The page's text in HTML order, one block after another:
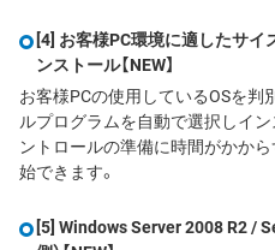
[4] お客様PC環境に適したサイ
ンストール【NEW】
お客様PCの使用しているOSを判
ルプログラムを自動で選択しイ
ントロールの準備に時間がかか
始できます。
[5] Windows Server 2008 R2 /